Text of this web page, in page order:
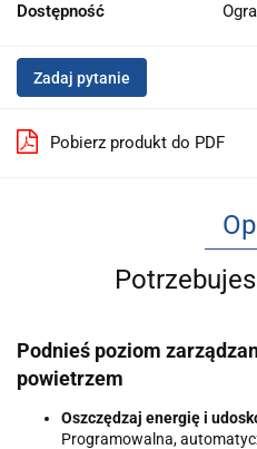
Dostępność
Zadaj pytanie
Pobierz produkt do PDF
Podnieś poziom
powietrzem
Oszczędzaj energię i
Programowalna,